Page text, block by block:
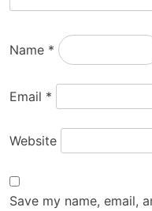
Name *
Email *
Website
Save my name, email,